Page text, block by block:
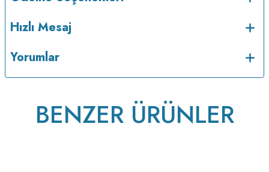
Hızlı Mesaj
Yorumlar
BENZER ÜRÜNLER